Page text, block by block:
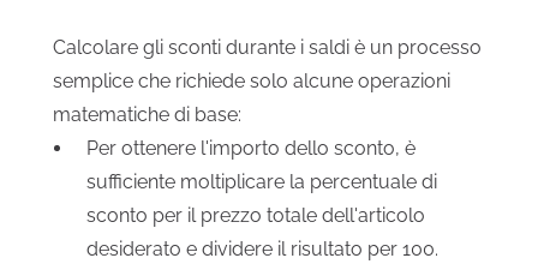
Calcolare gli sconti durante i saldi è un processo
semplice che richiede solo alcune operazioni
matematiche di base:
Per ottenere l'importo dello sconto, è
sufficiente moltiplicare la percentuale di
sconto per il prezzo totale dell'articolo
desiderato e dividere il risultato per 100.